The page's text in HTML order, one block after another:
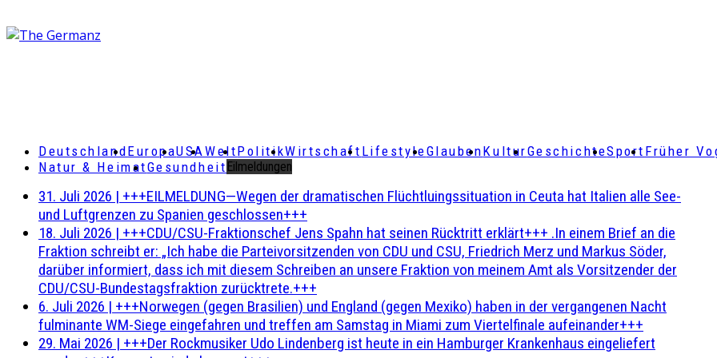
DeutschlandEuropaUSAWeltPolitikWirtschaft LifestyleGlaubenKulturGeschichteSport Früher
Natur & HeimatGesundheit Eilmeldungen
31. Juli 2026 | +++EILMELDUNG—Wegen der dramatischen Flüchtluingssituation in Ceuta hat Italien alle See-
und Luftgrenzen zu Spanien geschlossen+++
18. Juli 2026 | +++CDU/CSU-Fraktionschef Jens Spahn hat seinen Rücktritt erklärt+++ .In einem Brief an die
Fraktion schreibt er: „Ich habe die Parteivorsitzenden von CDU und CSU, Friedrich Merz und Markus Söder,
darüber informiert, dass ich mit diesem Schreiben an unsere Fraktion von meinem Amt als Vorsitzender der
CDU/CSU-Bundestagsfraktion zurücktrete.+++
6. Juli 2026 | +++Norwegen (gegen Brasilien) und England (gegen Mexiko) haben in der vergangenen Nacht
fulminante WM-Siege eingefahren und treffen am Samstag in Miami zum Viertelfinale aufeinander+++
29. Mai 2026 | +++Der Rockmusiker Udo Lindenberg ist heute in ein Hamburger Krankenhaus eingeliefert